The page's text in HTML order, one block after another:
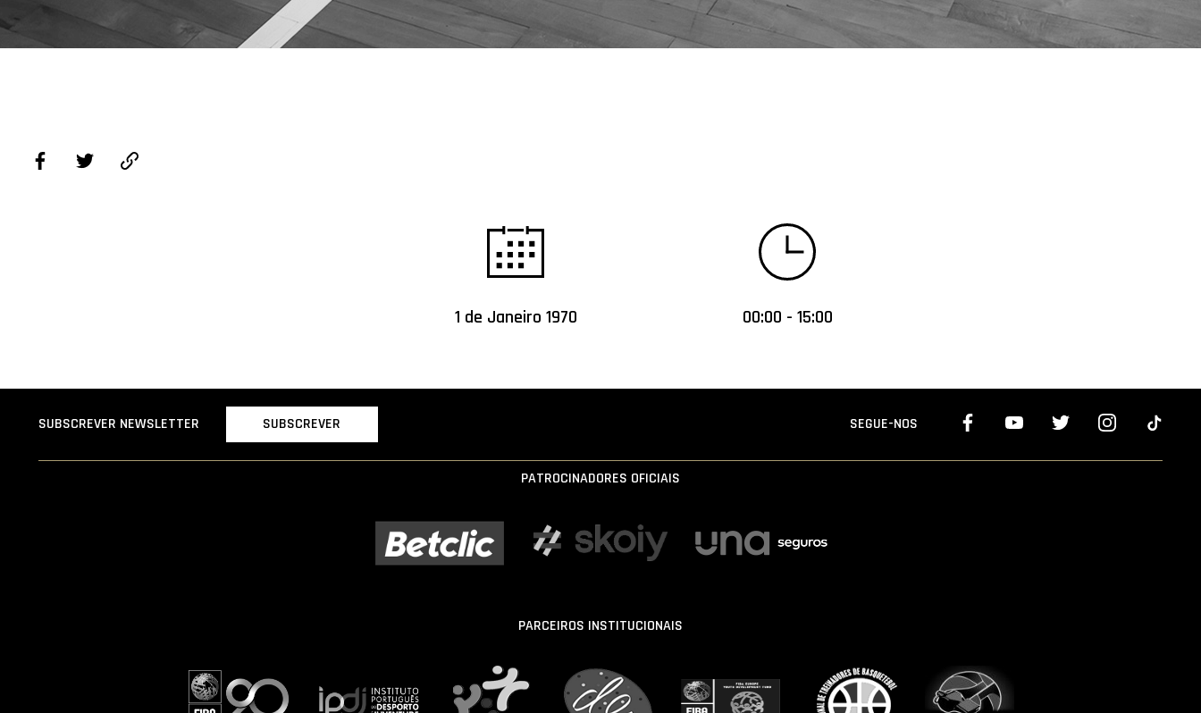
1 de Janeiro 1970 00:00 - 15:00
SUBSCREVER NEWSLETTER SUBSCREVER SEGUE-NOS
PATROCINADORES OFICIAIS
PARCEIROS INSTITUCIONAIS